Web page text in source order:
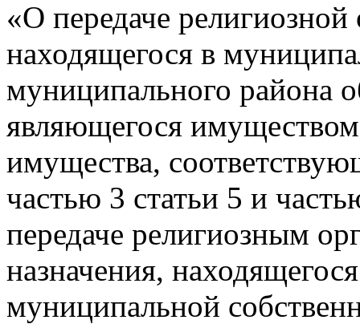
«О передаче религиозной
находящегося в
муниципального района
являющегося имуществом
имущества,
частью 3 статьи 5 и
передаче религиозным
назначения,
муниципальной